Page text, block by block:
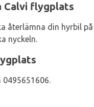
Calvi flygplats
återlämna din hyrbil
nyckeln.